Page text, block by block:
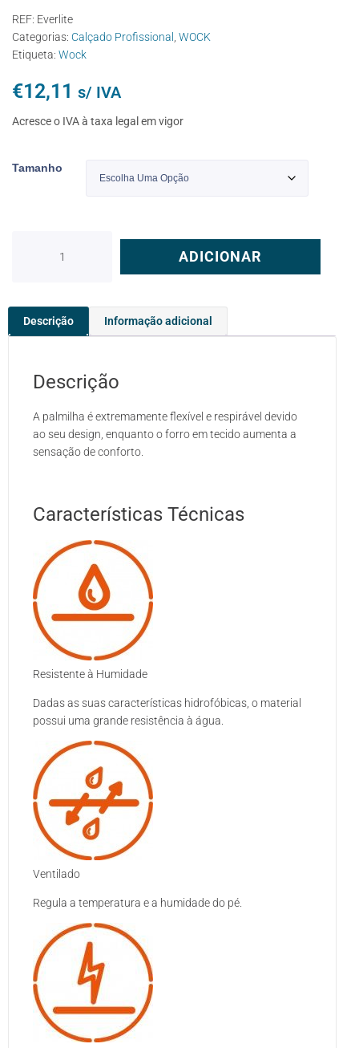
REF: Everlite
Categorias: Calçado Profissional WOCK
Etiqueta: Wock
€12,11 s/ IVA
Acresce o IVA à taxa legal em vigor
Tamanho
ADICIONAR
Descrição Informação adicional
Descrição
A palmilha é extremamente flexível e respirável devido
ao seu design, enquanto o forro em tecido aumenta a
sensação de conforto.
Características Técnicas
Resistente à Humidade
Dadas as suas características hidrofóbicas, o material
possui uma grande resistência à água.
Ventilado
Regula a temperatura e a humidade do pé.